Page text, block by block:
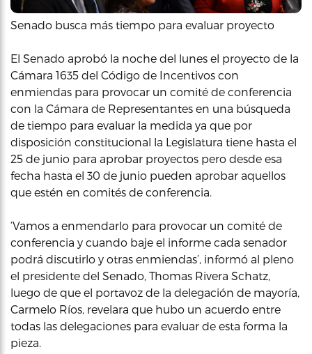
Senado busca más tiempo para evaluar proyecto
El Senado aprobó la noche del lunes el proyecto de la
Cámara 1635 del Código de Incentivos con
enmiendas para provocar un comité de conferencia
con la Cámara de Representantes en una búsqueda
de tiempo para evaluar la medida ya que por
disposición constitucional la Legislatura tiene hasta el
25 de junio para aprobar proyectos pero desde esa
fecha hasta el 30 de junio pueden aprobar aquellos
que estén en comités de conferencia.
‘Vamos a enmendarlo para provocar un comité de
conferencia y cuando baje el informe cada senador
podrá discutirlo y otras enmiendas’, informó al pleno
el presidente del Senado, Thomas Rivera Schatz,
luego de que el portavoz de la delegación de mayoría,
Carmelo Ríos, revelara que hubo un acuerdo entre
todas las delegaciones para evaluar de esta forma la
pieza.